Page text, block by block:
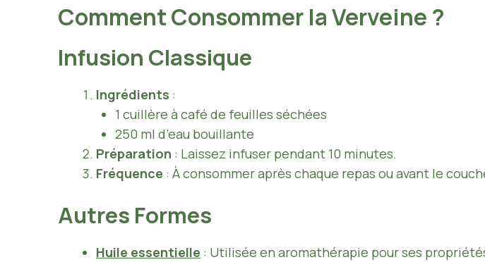
Comment Consommer la Verveine ?
Infusion Classique
Ingrédients :
1 cuillère à café de feuilles séchées
250 ml d’eau bouillante
Préparation : Laissez infuser pendant 10 minutes.
Fréquence : À consommer après chaque repas ou avant le
Autres Formes
Huile essentielle : Utilisée en aromathérapie pour ses